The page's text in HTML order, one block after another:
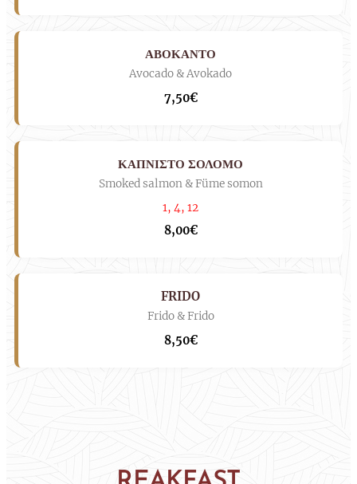
ΑΒΟΚΑΝΤΟ
Avocado & Avokado
7,50€
ΚΑΠΝΙΣΤΟ ΣΟΛΟΜΟ
Smoked salmon & Füme somon
1, 4, 12
8,00€
FRIDO
Frido & Frido
8,50€